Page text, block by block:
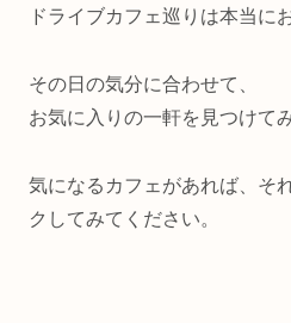
ドライブカフェ巡りは本当に
その日の気分に合わせて、
お気に入りの一軒を見つけて
気になるカフェがあれば、そ
クしてみてください。